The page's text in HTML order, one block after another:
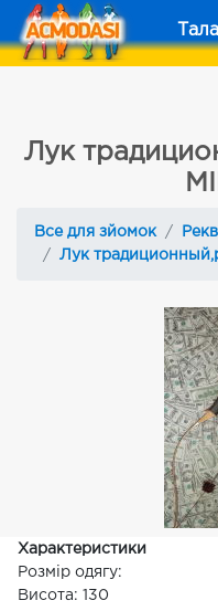
Лук
Все для зйомок
Лук
Характеристики
Розмір одягу:
Висота: 130